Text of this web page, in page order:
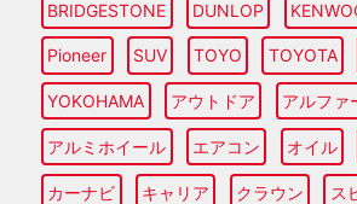
BRIDGESTONE DUNLOP
Pioneer SUV TOYO TOYOTA
YOKOHAMA アウトドア アルファ
アルミホイール エアコン オイル
カーナビ キャリア クラウン ス